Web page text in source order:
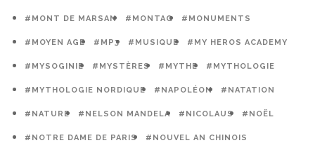
#MONT DE MARSAN #MONTAG #MONUMENTS
#MOYEN AGE #MP3 #MUSIQUE #MY HEROS ACADEMY
#MYSOGINIE #MYSTÈRES #MYTHE #MYTHOLOGIE
#MYTHOLOGIE NORDIQUE #NAPOLÉON #NATATION
#NATURE #NELSON MANDELA #NICOLAUS #NOËL
#NOTRE DAME DE PARIS #NOUVEL AN CHINOIS